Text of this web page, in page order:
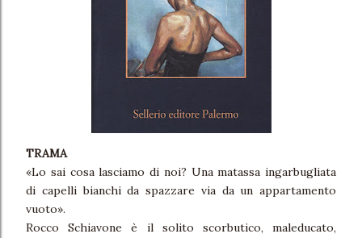
TRAMA
«Lo sai cosa lasciamo di noi? Una matassa ingarbugliata
di capelli bianchi da spazzare via da un appartamento
vuoto».
Rocco Schiavone è il solito scorbutico, maleducato,